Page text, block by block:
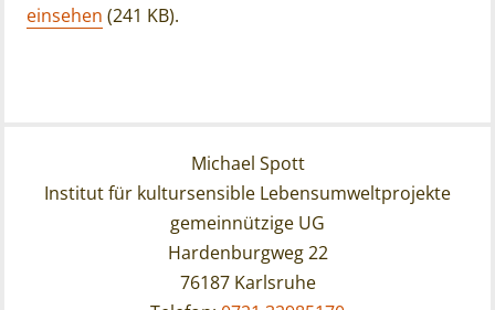
einsehen (241 KB).
Michael Spott
Institut für kultursensible Lebensumweltprojekte
gemeinnützige UG
Hardenburgweg 22
76187 Karlsruhe